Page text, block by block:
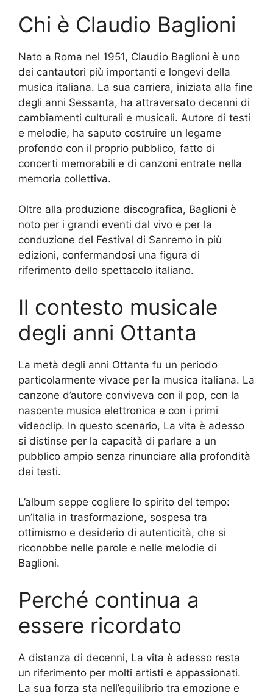
Chi è Claudio Baglioni
Nato a Roma nel 1951, Claudio Baglioni è uno
dei cantautori più importanti e longevi della
musica italiana. La sua carriera, iniziata alla fine
degli anni Sessanta, ha attraversato decenni di
cambiamenti culturali e musicali. Autore di testi
e melodie, ha saputo costruire un legame
profondo con il proprio pubblico, fatto di
concerti memorabili e di canzoni entrate nella
memoria collettiva.
Oltre alla produzione discografica, Baglioni è
noto per i grandi eventi dal vivo e per la
conduzione del Festival di Sanremo in più
edizioni, confermandosi una figura di
riferimento dello spettacolo italiano.
Il contesto musicale
degli anni Ottanta
La metà degli anni Ottanta fu un periodo
particolarmente vivace per la musica italiana. La
canzone d’autore conviveva con il pop, con la
nascente musica elettronica e con i primi
videoclip. In questo scenario, La vita è adesso
si distinse per la capacità di parlare a un
pubblico ampio senza rinunciare alla profondità
dei testi.
L’album seppe cogliere lo spirito del tempo:
un’Italia in trasformazione, sospesa tra
ottimismo e desiderio di autenticità, che si
riconobbe nelle parole e nelle melodie di
Baglioni.
Perché continua a
essere ricordato
A distanza di decenni, La vita è adesso resta
un riferimento per molti artisti e appassionati.
La sua forza sta nell’equilibrio tra emozione e